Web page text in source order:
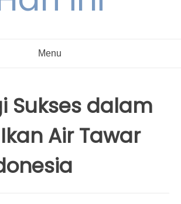
Menu
Sukses dalam
Air Tawar